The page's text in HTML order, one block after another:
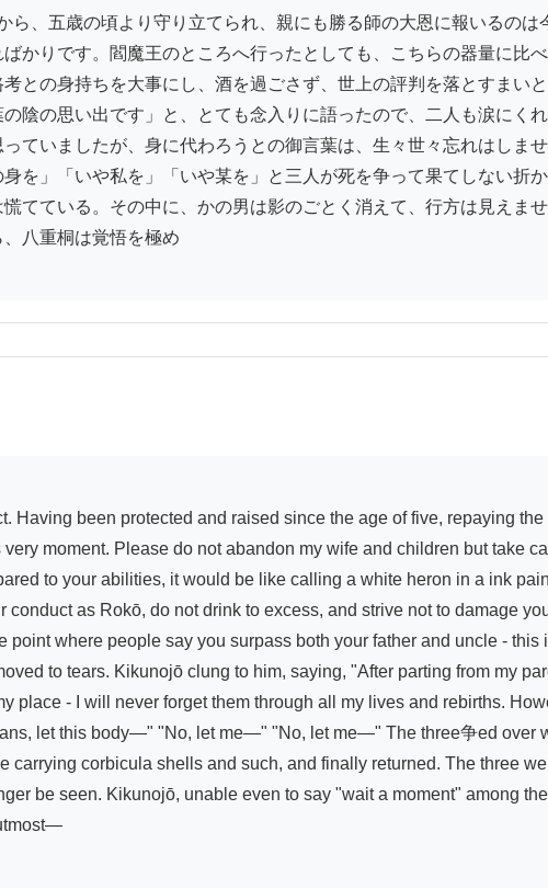
かりです。閻魔王のところへ行ったとしても、こちらの器量に比
との身持ちを大事にし、酒を過ごさず、世上の評判を落とすまい
陰の思い出です」と、とても念入りに語ったので、二人も涙にく
ていましたが、身に代わろうとの御言葉は、生々世々忘れはしま
を」「いや私を」「いや某を」と三人が死を争って果てしない折
てている。その中に、かの男は影のごとく消えて、行方は見えま
八重桐は覚悟を極め
moment. Please do not abandon my wife and children but take
to your abilities, it would be like calling a white heron in a ink
conduct as Rokō, do not drink to excess, and strive not to damage
point where people say you surpass both your father and uncle -
to tears. Kikunojō clung to him, saying, "After parting from my
place - I will never forget them through all my lives and rebirths.
let this body—" "No, let me—" "No, let me—" The three争ed over
carrying corbicula shells and such, and finally returned. The three
be seen. Kikunojō, unable even to say "wait a moment" among